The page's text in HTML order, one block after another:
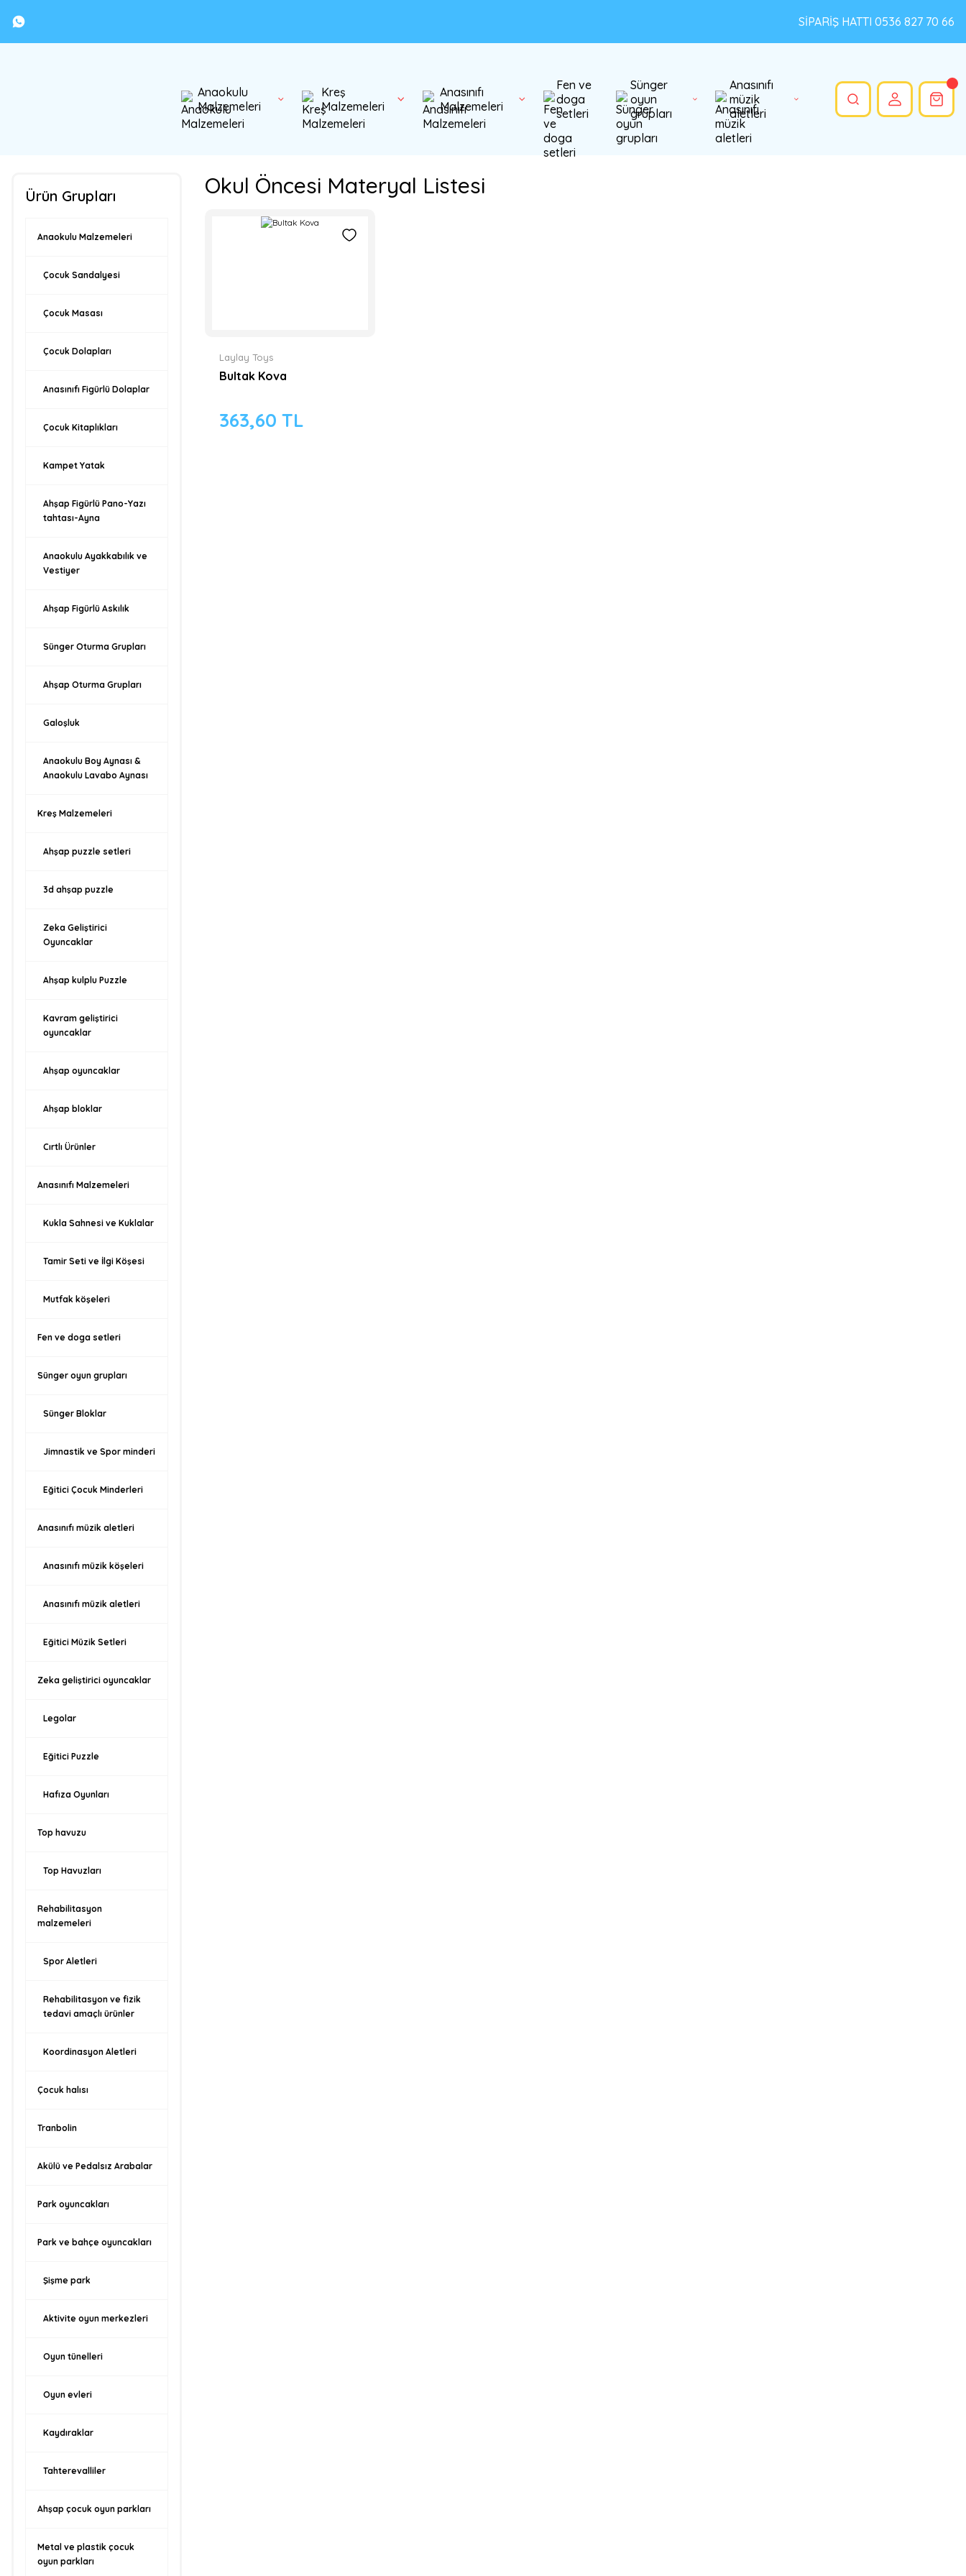
SİPARİŞ HATTI 0536 827 70 66
Anaokulu
Malzemeleri
Kreş
Malzemeleri
Anasınıfı
Malzemeleri
Fen ve
doga
setleri
Sünger
oyun
grupları
Anasınıfı
müzik
aletleri
Ürün Grupları
Anaokulu Malzemeleri
Çocuk Sandalyesi
Çocuk Masası
Çocuk Dolapları
Anasınıfı Figürlü Dolaplar
Çocuk Kitaplıkları
Kampet Yatak
Ahşap Figürlü Pano-Yazı
tahtası-Ayna
Anaokulu Ayakkabılık ve
Vestiyer
Ahşap Figürlü Askılık
Sünger Oturma Grupları
Ahşap Oturma Grupları
Galoşluk
Anaokulu Boy Aynası &
Anaokulu Lavabo Aynası
Kreş Malzemeleri
Ahşap puzzle setleri
3d ahşap puzzle
Zeka Geliştirici
Oyuncaklar
Ahşap kulplu Puzzle
Kavram geliştirici
oyuncaklar
Ahşap oyuncaklar
Ahşap bloklar
Cırtlı Ürünler
Anasınıfı Malzemeleri
Kukla Sahnesi ve Kuklalar
Tamir Seti ve İlgi Köşesi
Mutfak köşeleri
Fen ve doga setleri
Sünger oyun grupları
Sünger Bloklar
Jimnastik ve Spor minderi
Eğitici Çocuk Minderleri
Anasınıfı müzik aletleri
Anasınıfı müzik köşeleri
Anasınıfı müzik aletleri
Eğitici Müzik Setleri
Zeka geliştirici oyuncaklar
Legolar
Eğitici Puzzle
Hafıza Oyunları
Top havuzu
Top Havuzları
Rehabilitasyon
malzemeleri
Spor Aletleri
Rehabilitasyon ve fizik
tedavi amaçlı ürünler
Koordinasyon Aletleri
Çocuk halısı
Tranbolin
Akülü ve Pedalsız Arabalar
Park oyuncakları
Park ve bahçe oyuncakları
Şişme park
Aktivite oyun merkezleri
Oyun tünelleri
Oyun evleri
Kaydıraklar
Tahterevalliler
Ahşap çocuk oyun parkları
Metal ve plastik çocuk
oyun parkları
Okul Öncesi Materyal Listesi
Laylay Toys
Bultak Kova
363,60 TL